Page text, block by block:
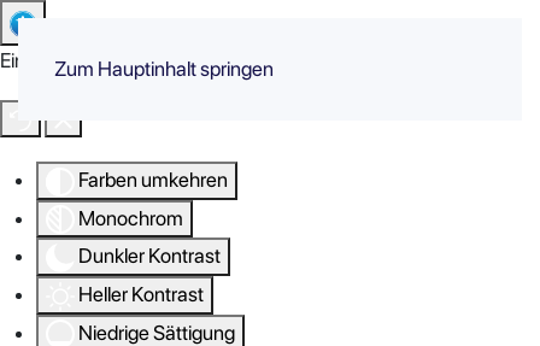
Eingabehilfen öffnen
Farben umkehren
Monochrom
Dunkler Kontrast
Heller Kontrast
Niedrige Sättigung
Zum Hauptinhalt springen